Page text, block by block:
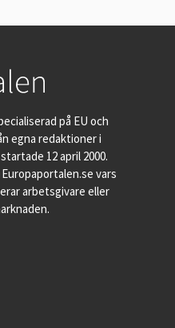
på EU och
egna redaktioner i
12 april 2000.
vars
arbetsgivare eller